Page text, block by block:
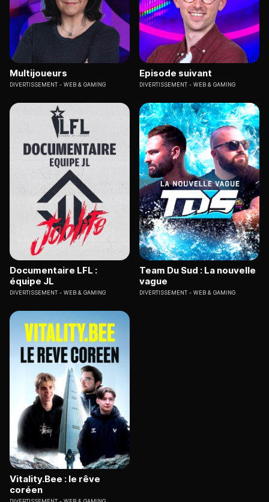
Multijoueurs
DIVERTISSEMENT WEB & GAMING
Episode suivant
DIVERTISSEMENT WEB & GAMING
Documentaire LFL :
équipe JL
DIVERTISSEMENT WEB & GAMING
Team Du Sud : La nouvelle
vague
DIVERTISSEMENT WEB & GAMING
Vitality.Bee : le rêve
coréen